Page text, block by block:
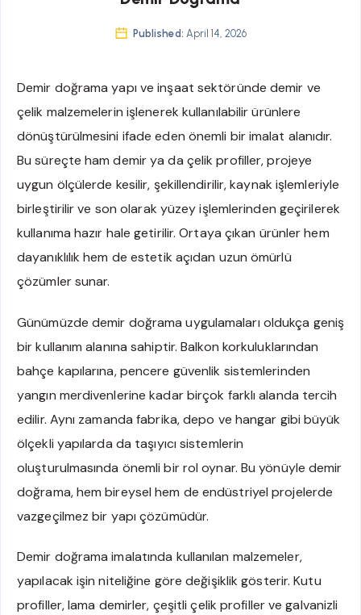
Published: April 14, 2026
Demir doğrama yapı ve inşaat sektöründe demir ve
çelik malzemelerin işlenerek kullanılabilir ürünlere
dönüştürülmesini ifade eden önemli bir imalat alanıdır.
Bu süreçte ham demir ya da çelik profiller, projeye
uygun ölçülerde kesilir, şekillendirilir, kaynak işlemleriyle
birleştirilir ve son olarak yüzey işlemlerinden geçirilerek
kullanıma hazır hale getirilir. Ortaya çıkan ürünler hem
dayanıklılık hem de estetik açıdan uzun ömürlü
çözümler sunar.
Günümüzde demir doğrama uygulamaları oldukça geniş
bir kullanım alanına sahiptir. Balkon korkuluklarından
bahçe kapılarına, pencere güvenlik sistemlerinden
yangın merdivenlerine kadar birçok farklı alanda tercih
edilir. Aynı zamanda fabrika, depo ve hangar gibi büyük
ölçekli yapılarda da taşıyıcı sistemlerin
oluşturulmasında önemli bir rol oynar. Bu yönüyle demir
doğrama, hem bireysel hem de endüstriyel projelerde
vazgeçilmez bir yapı çözümüdür.
Demir doğrama imalatında kullanılan malzemeler,
yapılacak işin niteliğine göre değişiklik gösterir. Kutu
profiller, lama demirler, çeşitli çelik profiller ve galvanizli